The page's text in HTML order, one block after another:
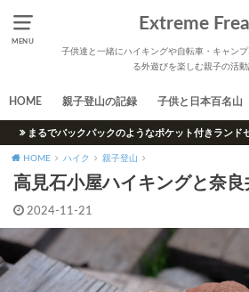
MENU
Extreme
子供達と一緒にハイキングや自転車・キャン
る外遊びを楽しむ親子の活
HOME 親子登山の記録 子供と日本百名山
まるでバックパックのようなポケット付きランド
HOME ハイク 親子登山
高見石小屋ハイキングと奈
2024-11-21